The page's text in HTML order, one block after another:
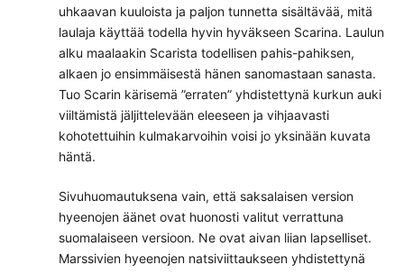
uhkaavan kuuloista ja paljon tunnetta sisältävää, mitä
laulaja käyttää todella hyvin hyväkseen Scarina. Laulun
alku maalaakin Scarista todellisen pahis-pahiksen,
alkaen jo ensimmäisestä hänen sanomastaan sanasta.
Tuo Scarin kärisemä ”erraten” yhdistettynä kurkun auki
viiltämistä jäljittelevään eleeseen ja vihjaavasti
kohotettuihin kulmakarvoihin voisi jo yksinään kuvata
häntä.
Sivuhuomautuksena vain, että saksalaisen version
hyeenojen äänet ovat huonosti valitut verrattuna
suomalaiseen versioon. Ne ovat aivan liian lapselliset.
Marssivien hyeenojen natsiviittaukseen yhdistettynä